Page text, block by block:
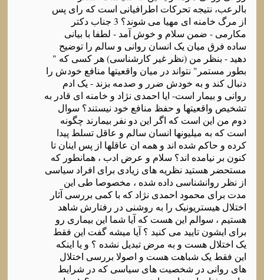
بالرعب، نتیجه تحرکات اطرافیانی است که رای پس
از مرگ خامنه ای مهیا می شوند؟ 3 جناب دکتر
مکارمی - ضمن سلام و خوش آمد - لطفا با بیانی
ساده فرق میان یک انسان روانی و سالم را توضیح
دهید - بنظر من (نظر غیر کارشناسی) هر کسی که "
بطور مستمر" نتواند در میان واقعیتها منافع خودش را
دنبال کند و به خودش ضرر و صدمه بزند - یک ادم
روانی و بیمار است- ایا احمدی نژاد و خامنه ای قادر به
تشخیص واقعیتها و حفظ منافع خود نیستند؟ سوال
دوم من این است که اگر این دو نفر بیمارند چگونه
است که به میلیونها انسان سالم و عاقل تسلط پیدا
کرده و حاکم شده اند و همه ان عاقلها از پس اینان تا
کنون بر نیامده اند؟ سلام و عرض ادب ، همانطور که
مستحضر هستید نظریه های زیادی برای افراد سیاسی
از نظر روانشناسی داده شده ، مخصوصا طی این
مدت برای محمود احمدی نژاد که با کمی بررسی آثار
اختلال هیستریونیک را به روشنی در رفتارش شاهد
هستیم ، سوالم این هست که آیا شما این بیماری رو
برای ایشون تایید می کنید ؟ آیا میشه گفت این فقط
یک اختلال هست و به مرض تبدیل نشده ؟ و یا اینکه
این فقط یک شباهت هست و اصولا بررسی اختلال
های روانی در شخصیت های سیاسی که در شرایط